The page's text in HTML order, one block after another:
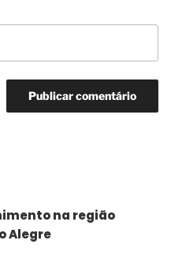
na região
Alegre